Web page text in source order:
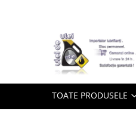
Toate Produsele
► Detailing si cosmetica
TOATE PRODUSELE